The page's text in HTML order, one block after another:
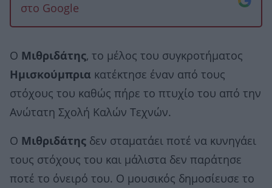
στο Google
Ο Μιθριδάτης, το μέλος του συγκροτήματος
Ημισκούμπρια κατέκτησε έναν από τους
στόχους του καθώς πήρε το πτυχίο του από την
Ανώτατη Σχολή Καλών Τεχνών.
Ο Μιθριδάτης δεν σταματάει ποτέ να κυνηγάει
τους στόχους του και μάλιστα δεν παράτησε
ποτέ το όνειρό του. Ο μουσικός δημοσίευσε το